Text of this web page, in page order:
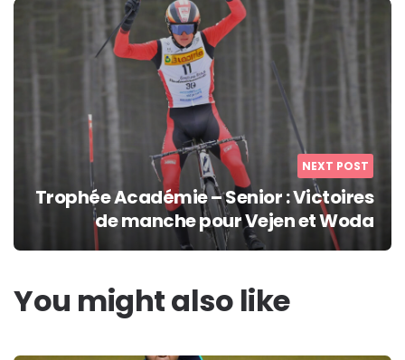
NEXT POST
Trophée Académie – Senior : Victoires
de manche pour Vejen et Woda
You might also like